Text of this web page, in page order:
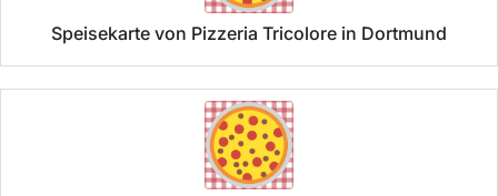
Speisekarte von Pizzeria Tricolore in Dortmund